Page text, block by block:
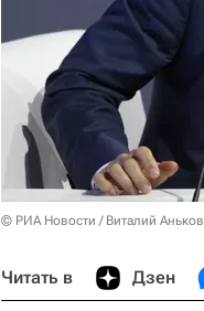
© РИА Новости / Виталий Аньков
Читать в Дзен